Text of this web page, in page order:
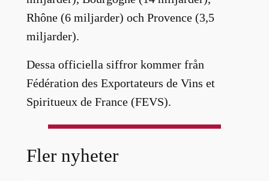
Rhône (6 miljarder) och Provence (3,5
miljarder).
Dessa officiella siffror kommer från
Fédération des Exportateurs de Vins et
Spiritueux de France (FEVS).
Fler nyheter